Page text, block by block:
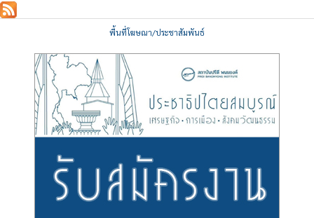
พื้นที่โฆษณา/ประชาสัมพันธ์